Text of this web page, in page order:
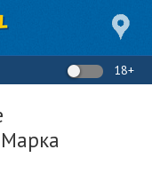
18+